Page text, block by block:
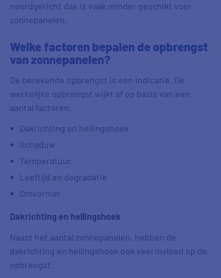
noordgericht dak is vaak minder geschikt voor
zonnepanelen.
Welke factoren bepalen de opbrengst
van zonnepanelen?
De berekende opbrengst is een indicatie. De
werkelijke opbrengst wijkt af op basis van een
aantal factoren.
Dakrichting en hellingshoek
Schaduw
Temperatuur
Leeftijd en degradatie
Omvormer
Dakrichting en hellingshoek
Naast het aantal zonnepanelen, hebben de
dakrichting en hellingshoek ook veel invloed op de
opbrengst.